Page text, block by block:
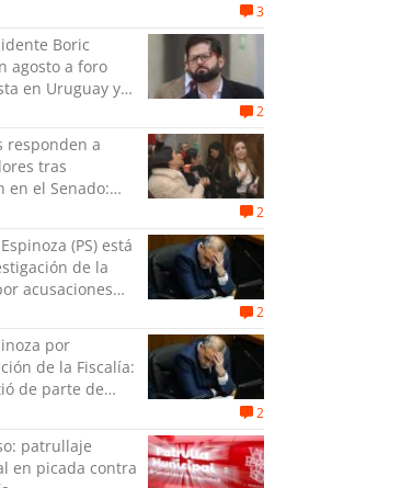
3
Boric
agosto a foro
en Uruguay y
2
responden a
tras
en el Senado:
2
(PS) está
de la
acusaciones
2
por
de la Fiscalía:
de parte de
física ni verbal"
2
patrullaje
en picada contra